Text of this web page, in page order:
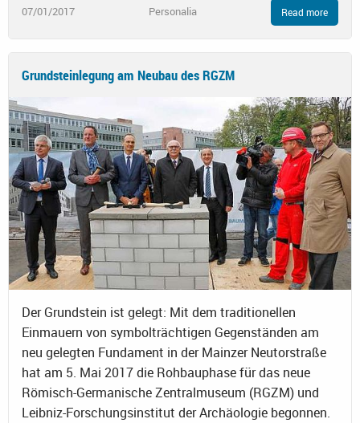
07/01/2017 Personalia Read more
Grundsteinlegung am Neubau des RGZM
Der Grundstein ist gelegt: Mit dem traditionellen
Einmauern von symbolträchtigen Gegenständen am
neu gelegten Fundament in der Mainzer Neutorstraße
hat am 5. Mai 2017 die Rohbauphase für das neue
Römisch-Germanische Zentralmuseum (RGZM) und
Leibniz-Forschungsinstitut der Archäologie begonnen.